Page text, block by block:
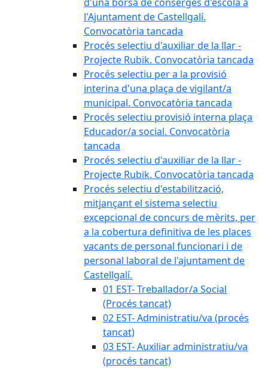
l'Ajuntament de Castellgalí.
Convocatòria tancada
Procés selectiu d'auxiliar de la llar -
Projecte Rubik. Convocatòria tancada
Procés selectiu per a la provisió
interina d'una plaça de vigilant/a
municipal. Convocatòria tancada
Procés selectiu provisió interna plaça
Educador/a social. Convocatòria
tancada
Procés selectiu d'auxiliar de la llar -
Projecte Rubik. Convocatòria tancada
Procés selectiu d'estabilització,
mitjançant el sistema selectiu
excepcional de concurs de mèrits, per
a la cobertura definitiva de les places
vacants de personal funcionari i de
personal laboral de l'ajuntament de
Castellgalí.
01 EST- Treballador/a Social
(Procés tancat)
02 EST- Administratiu/va (procés
tancat)
03 EST- Auxiliar administratiu/va
(procés tancat)